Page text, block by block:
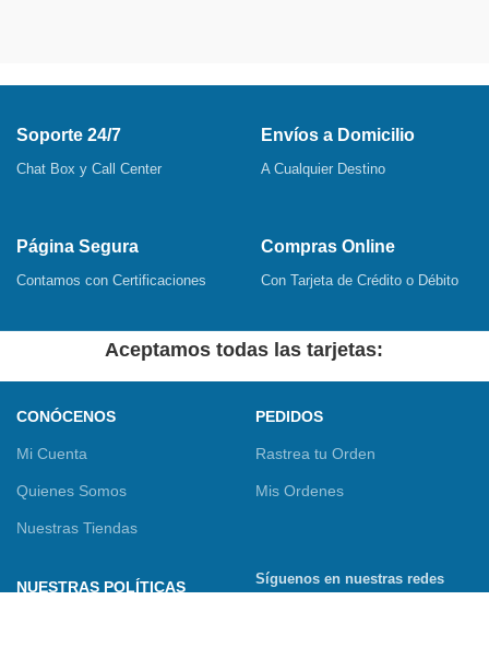
Soporte 24/7
Chat Box y Call Center
Envíos a Domicilio
A Cualquier Destino
Página Segura
Contamos con Certificaciones
Compras Online
Con Tarjeta de Crédito o Débito
Aceptamos todas las tarjetas:
CONÓCENOS
Mi Cuenta
Quienes Somos
Nuestras Tiendas
PEDIDOS
Rastrea tu Orden
Mis Ordenes
NUESTRAS POLÍTICAS
Síguenos en nuestras redes